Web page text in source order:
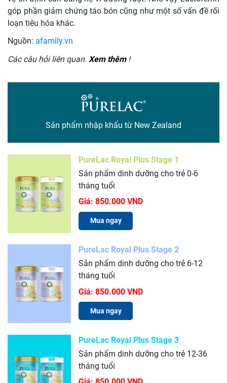
góp phần giảm chứng táo bón cũng như một số vấn đề rối
loạn tiêu hóa khác.
Nguồn: afamily.vn
Các câu hỏi liên quan. Xem thêm!
Sản phẩm nhập khẩu từ New Zealand
PureLac Royal Plus Stage 1
Sản phẩm dinh dưỡng cho trẻ 0-6
tháng tuổi
Giá: 850.000 VND
Mua ngay
PureLac Royal Plus Stage 2
Sản phẩm dinh dưỡng cho trẻ 6-12
tháng tuổi
Giá: 850.000 VND
Mua ngay
PureLac Royal Plus Stage 3
Sản phẩm dinh dưỡng cho trẻ 12-36
tháng tuổi